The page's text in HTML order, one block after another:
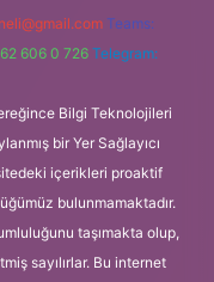
Teams:
606 0 726 Telegram:
Bilgi Teknolojileri
bir Yer Sağlayıcı
içerikleri proaktif
bulunmamaktadır.
taşımakta olup,
sayılırlar. Bu internet